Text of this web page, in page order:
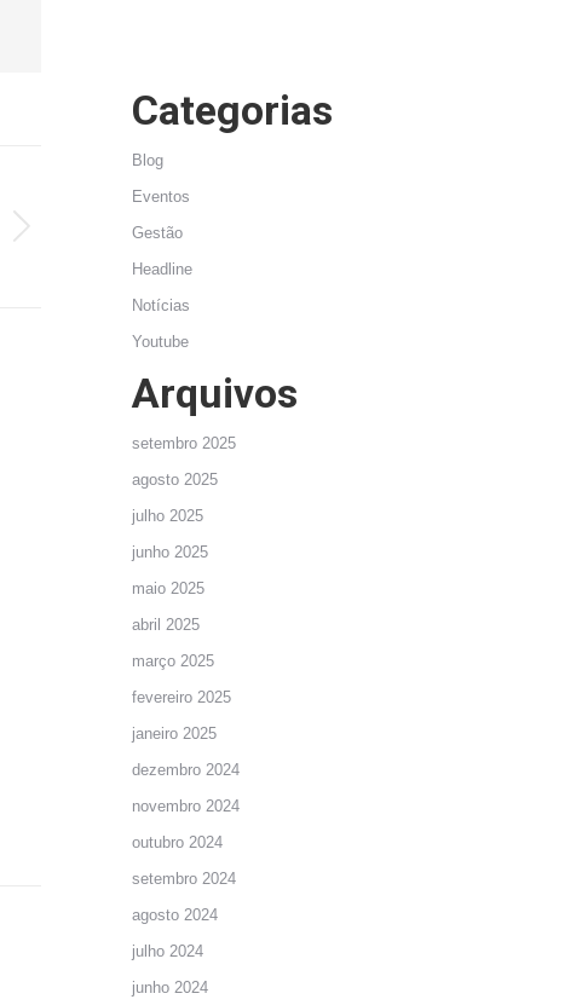
Categorias
Blog
Eventos
Gestão
Headline
Notícias
Youtube
Arquivos
setembro 2025
agosto 2025
julho 2025
junho 2025
maio 2025
abril 2025
março 2025
fevereiro 2025
janeiro 2025
dezembro 2024
novembro 2024
outubro 2024
setembro 2024
agosto 2024
julho 2024
junho 2024